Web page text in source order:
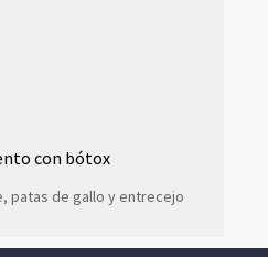
con bótox
patas de gallo y entrecejo